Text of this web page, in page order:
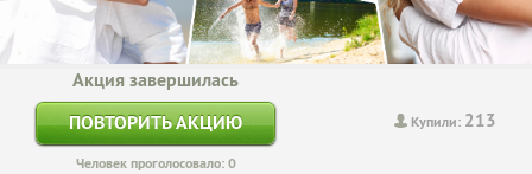
Купили: 213
Акция завершилась
ПОВТОРИТЬ АКЦИЮ
Человек проголосовало: 0